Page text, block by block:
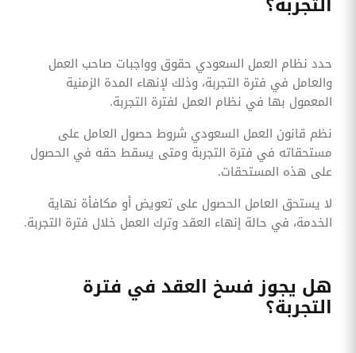
حدد نظام العمل السعودي حقوق وواجبات صاحب العمل
والعامل في فترة التجربة، وذلك لإنهاء المدة الزمنية
المعمول بها في نظام العمل لفترة التجربة.
نظم قانون العمل السعودي شروط حصول العامل على
مستحقاته في فترة التجربة ومتى يسقط حقه في الحصول
على هذه المستحقات.
لا يستحق العامل الحصول على تعويض أو مكافأة نهاية
الخدمة، في حالة إنهاء العقد وترك العمل خلال فترة التجربة.
هل يجوز فسخ العقد في فترة
التجربة؟